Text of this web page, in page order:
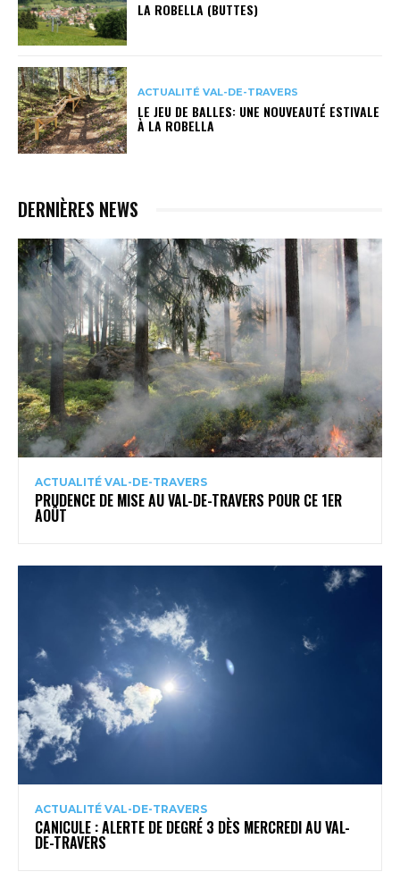
LA ROBELLA (BUTTES)
ACTUALITÉ VAL-DE-TRAVERS
LE JEU DE BALLES: UNE NOUVEAUTÉ ESTIVALE
À LA ROBELLA
DERNIÈRES NEWS
ACTUALITÉ VAL-DE-TRAVERS
PRUDENCE DE MISE AU VAL-DE-TRAVERS POUR CE 1ER
AOÛT
ACTUALITÉ VAL-DE-TRAVERS
CANICULE : ALERTE DE DEGRÉ 3 DÈS MERCREDI AU VAL-
DE-TRAVERS